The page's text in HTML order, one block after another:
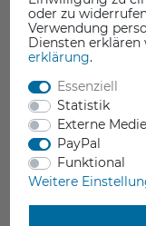
DAS KÖNNTE
oder zu
Verwendung
Diensten erklären
erklärung.
Essenziell
Statistik
Externe
PayPal
Funktional
Weitere